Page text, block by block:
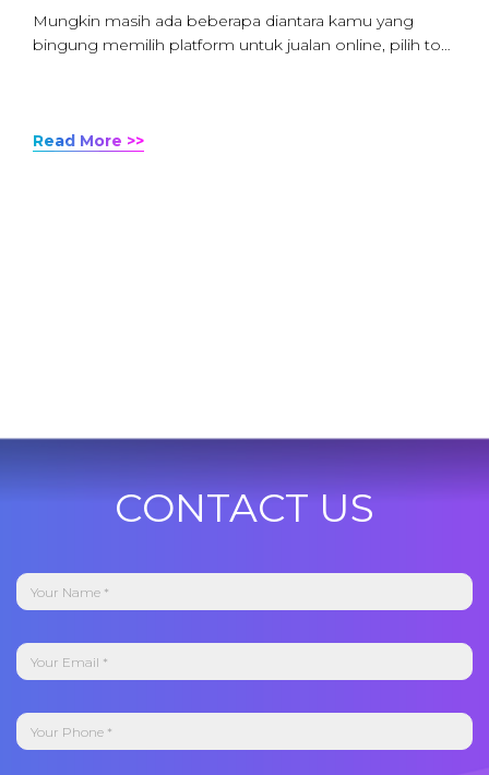
Mungkin masih ada beberapa diantara kamu yang
bingung memilih platform untuk jualan online, pilih to…
Read More >>
CONTACT US